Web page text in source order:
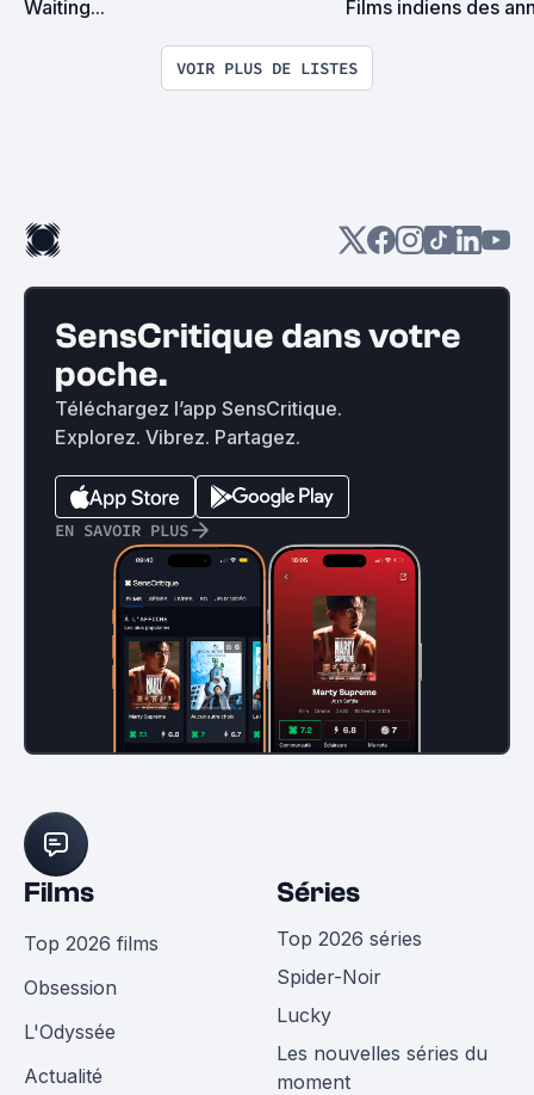
Waiting... Films indiens des
VOIR PLUS DE LISTES
SensCritique dans votre
poche.
Téléchargez l’app SensCritique.
Explorez. Vibrez. Partagez.
EN SAVOIR PLUS
Films
Top 2026 films
Obsession
L'Odyssée
Actualité
Séries
Top 2026 séries
Spider-Noir
Lucky
Les nouvelles séries du
moment